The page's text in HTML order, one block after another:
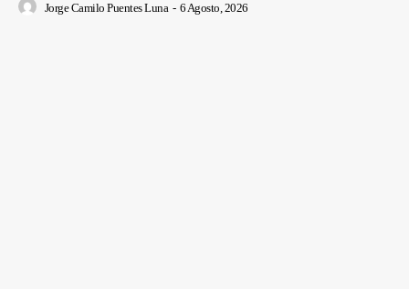
Jorge Camilo Puentes Luna - 6 Agosto, 2026